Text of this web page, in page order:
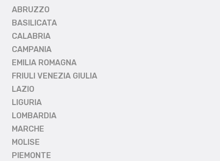
ABRUZZO
BASILICATA
CALABRIA
CAMPANIA
EMILIA ROMAGNA
FRIULI VENEZIA GIULIA
LAZIO
LIGURIA
LOMBARDIA
MARCHE
MOLISE
PIEMONTE